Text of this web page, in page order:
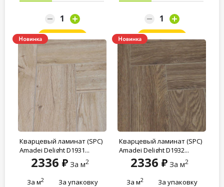
Заказать Заказать
Кварцевый ламинат (SPC)
Amadei Delight D1931...
2336 За м2
За м2 За упаковку
Кварцевый ламинат (SPC)
Amadei Delight D1932...
2336 За м2
За м2 За упаковку